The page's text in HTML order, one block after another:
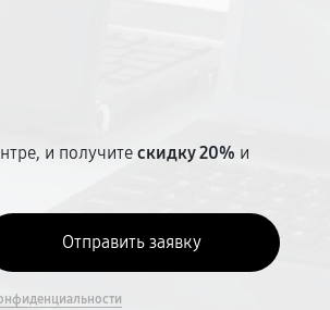
и получитескидку 20% и